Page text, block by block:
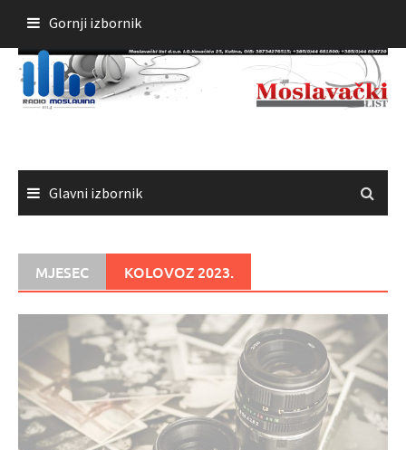
sadržaja
Gornji izbornik
Glavni izbornik
MJESEC KOLOVOZ 2023.